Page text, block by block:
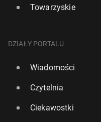
Towarzyskie
DZIAŁY PORTALU
Wiadomości
Czytelnia
Ciekawostki